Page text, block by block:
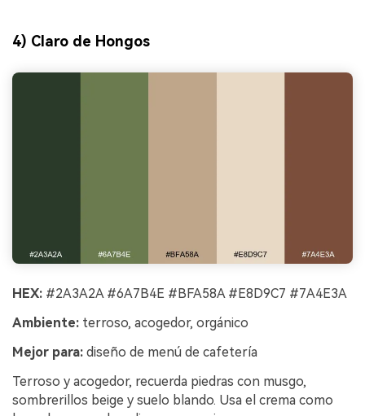
4) Claro de Hongos
HEX: #2A3A2A #6A7B4E #BFA58A #E8D9C7 #7A4E3A
Ambiente: terroso, acogedor, orgánico
Mejor para: diseño de menú de cafetería
Terroso y acogedor, recuerda piedras con musgo,
sombrerillos beige y suelo blando. Usa el crema como